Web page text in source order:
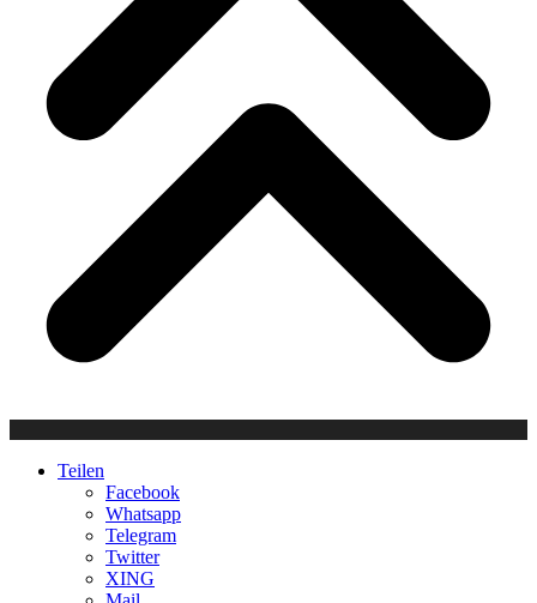
Teilen
Facebook
Whatsapp
Telegram
Twitter
XING